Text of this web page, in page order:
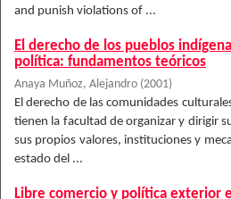
and punish violations of ...
El derecho de los pueblos
política: fundamentos teóricos
Anaya Muñoz, Alejandro (2001)
El derecho de las comunidades
tienen la facultad de organizar y dirigir
sus propios valores, instituciones y
estado del ...
Libre comercio y política exterior